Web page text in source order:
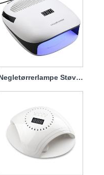
Negletørrerlampe Støvsamler 140w 4 i 1